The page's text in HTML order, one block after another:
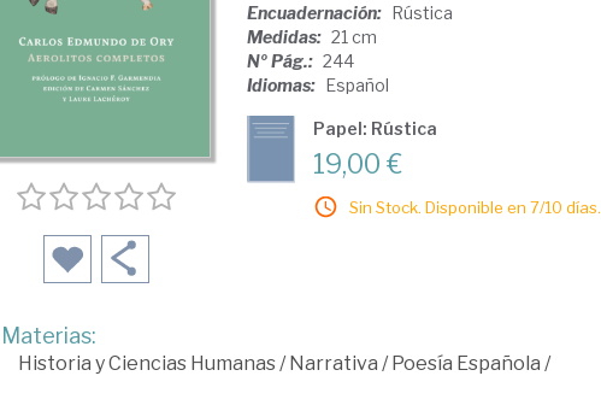
Encuadernación: Rústica
Medidas: 21 cm
Nº Pág.: 244
Idiomas: Español
Papel: Rústica
19,00 €
Sin Stock. Disponible en 7/10 días.
Materias:
Historia y Ciencias Humanas/Narrativa /Poesía Española /